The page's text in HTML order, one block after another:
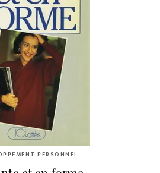
PERSONNEL